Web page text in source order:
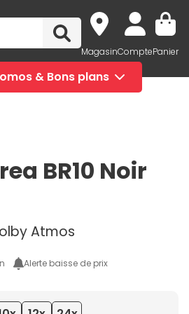
MagasinComptePanier
& Bons plans
BR10 Noir
Atmos
Alerte baisse de prix